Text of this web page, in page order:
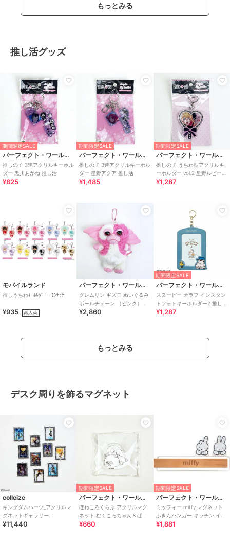
もっとみる
推し活グッズ
期間限定SALE
パーフェクト・ワールド・トーキョー
推しの子 3連アクリルキーホル
ダー 黒川あかね 推し活
¥825
期間限定SALE
パーフェクト・ワールド・トーキョー
推しの子 3連アクリルキーホル
ダー 星野アクア 推し活
¥1,485
期間限定SALE
パーフェクト・ワールド・トーキョー
推しの子 うちわ型アクリルキ
ーホルダー vol.2 星野ルビー
推し活 うちわ
¥1,287
モバイルランド
推しうちわｷｰﾎﾙﾀﾞｰ ﾓﾝﾁｯﾁ
¥935 再入荷
パーフェクト・ワールド・トーキョー
グレムリン ギズモ ぬいぐるみ
ボールチェーン （ピンク） 推
し活
¥2,860
期間限定SALE
パーフェクト・ワールド・トーキョー
スヌーピー オラフ インスタン
トフォトキーホルダー2 推し活
SNOOPY
¥1,287
もっとみる
デスク周りを飾るマグネット
colleize
キングダムハーツ_アクリルマ
グネットギャラリー
Vol.2【BOX／10個入り】
¥11,440
期間限定SALE
パーフェクト・ワールド・トーキョー
ほわころくらぶ アクリルマグ
ネット むくころちゃん＆ぱん
ころちゃん インテリア 文具
¥660
期間限定SALE
パーフェクト・ワールド・トーキョー
ミッフィー miffy マグネット
ふきんハンガー キッチン イン
テリア
¥1,881